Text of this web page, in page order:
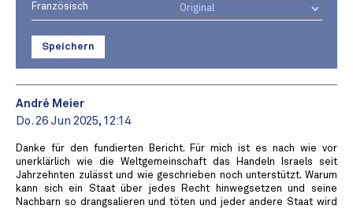
Französisch
Speichern
André Meier
Do. 26 Jun 2025, 12:14
Danke für den fundierten Bericht. Für mich ist es nach wie vor
unerklärlich wie die Weltgemeinschaft das Handeln Israels seit
Jahrzehnten zulässt und wie geschrieben noch unterstützt. Warum
kann sich ein Staat über jedes Recht hinwegsetzen und seine
Nachbarn so drangsalieren und töten und jeder andere Staat wird